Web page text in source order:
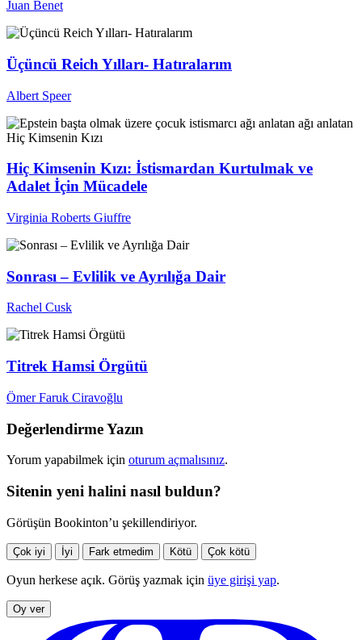
Juan Benet
Üçüncü Reich Yılları- Hatıralarım
Albert Speer
Hiç Kimsenin Kızı: İstismardan Kurtulmak ve
Adalet İçin Mücadele
Virginia Roberts Giuffre
Sonrası – Evlilik ve Ayrılığa Dair
Rachel Cusk
Titrek Hamsi Örgütü
Ömer Faruk Ciravoğlu
Değerlendirme Yazın
Yorum yapabilmek için oturum açmalısınız.
Sitenin yeni halini nasıl buldun?
Görüşün Bookinton’u şekillendiriyor.
Çok iyi İyi Fark etmedim Kötü Çok kötü
Oyun herkese açık. Görüş yazmak için üye girişi yap.
Oy ver